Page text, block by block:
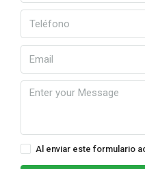
Al enviar este formulario